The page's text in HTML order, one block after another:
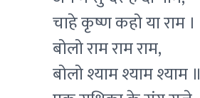
चाहे कृष्ण कहो या राम ।
बोलो राम राम राम,
बोलो श्याम श्याम श्याम ॥